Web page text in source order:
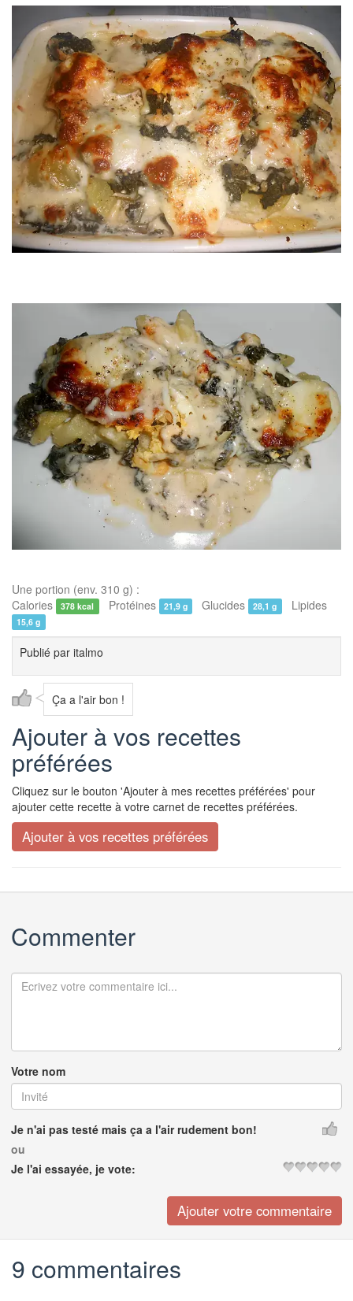
Une portion (env. 310 g) :
Calories
378 kcal Protéines 21,9 g Glucides 28,1 g Lipides
15,6 g
Publié par italmo
Ça a l'air bon !
Ajouter à vos recettes
préférées
Cliquez sur le bouton 'Ajouter à mes recettes préférées' pour
ajouter cette recette à votre carnet de recettes préférées.
Commenter
Votre nom
Je n'ai pas testé mais ça a l'air rudement bon!
ou
Je l'ai essayée, je vote:
9 commentaires